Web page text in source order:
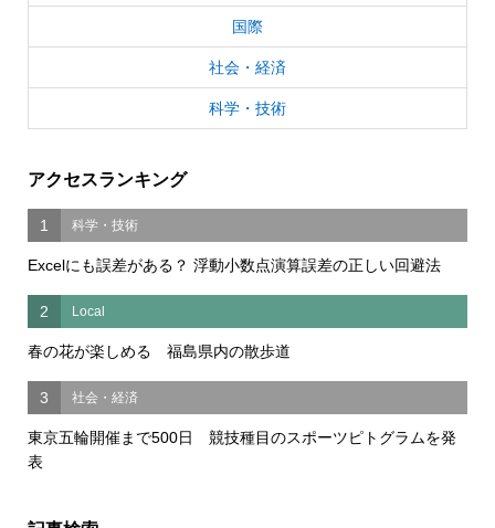
国際
社会・経済
科学・技術
アクセスランキング
1 科学・技術
Excelにも誤差がある？ 浮動小数点演算誤差の正しい回避法
2 Local
春の花が楽しめる 福島県内の散歩道
3 社会・経済
東京五輪開催まで500日 競技種目のスポーツピトグラムを発
表